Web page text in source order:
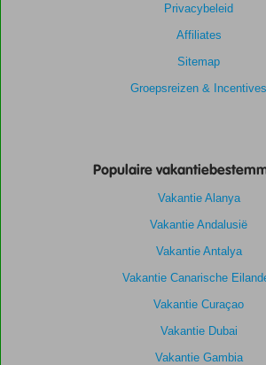
Privacybeleid
Affiliates
Sitemap
Groepsreizen & Incentives
Populaire
Vakantie Alanya
Vakantie Andalusië
Vakantie Antalya
Vakantie Canarische
Vakantie Curaçao
Vakantie Dubai
Vakantie Gambia